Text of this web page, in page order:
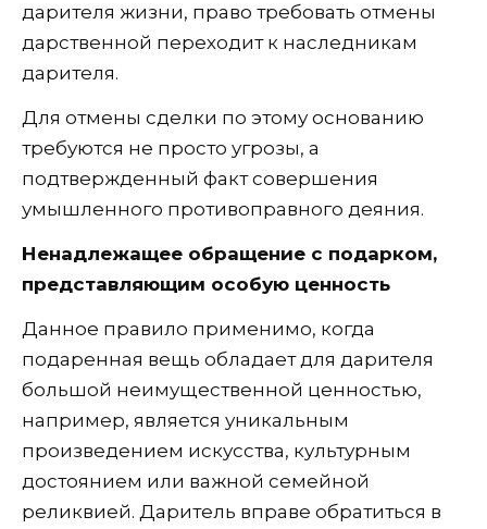
дарителя жизни, право требовать отмены
дарственной переходит к наследникам
дарителя.
Для отмены сделки по этому основанию
требуются не просто угрозы, а
подтвержденный факт совершения
умышленного противоправного деяния.
Ненадлежащее обращение с подарком,
представляющим особую ценность
Данное правило применимо, когда
подаренная вещь обладает для дарителя
большой неимущественной ценностью,
например, является уникальным
произведением искусства, культурным
достоянием или важной семейной
реликвией. Даритель вправе обратиться в